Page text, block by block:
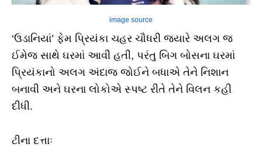
image source
‘ઉડાનિયાં’ ફેમ પ્રિયંકા ચહર ચૌધરી જ્યારે અલગ જ
ઈમેજ સાથે ઘરમાં આવી હતી, પરંતુ બિગ બોસના ઘરમાં
પ્રિયંકાનો અલગ અંદાજ જોઈને બધાએ તેને નિશાન
બનાવી અને ઘરના લોકોએ સ્પષ્ટ રીતે તેને વિલન કહી
દીધી.
ટીના દત્તાઃ